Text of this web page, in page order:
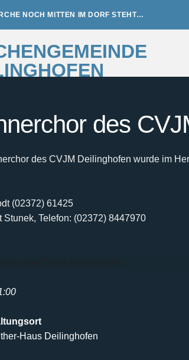
NOCH MITTEN IM DORF STEHT…
des
des CVJM Deilinghofen wurde im
(02372) 61425
Stunek, Telefon: (02372) 8447970
Haus Deilinghofen